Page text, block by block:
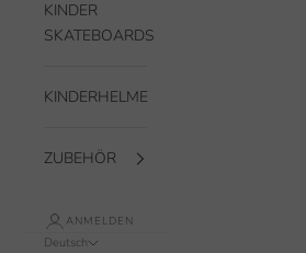
KINDER
SKATEBOARDS
KINDERHELME
ZUBEHÖR
ANMELDEN
Deutsch